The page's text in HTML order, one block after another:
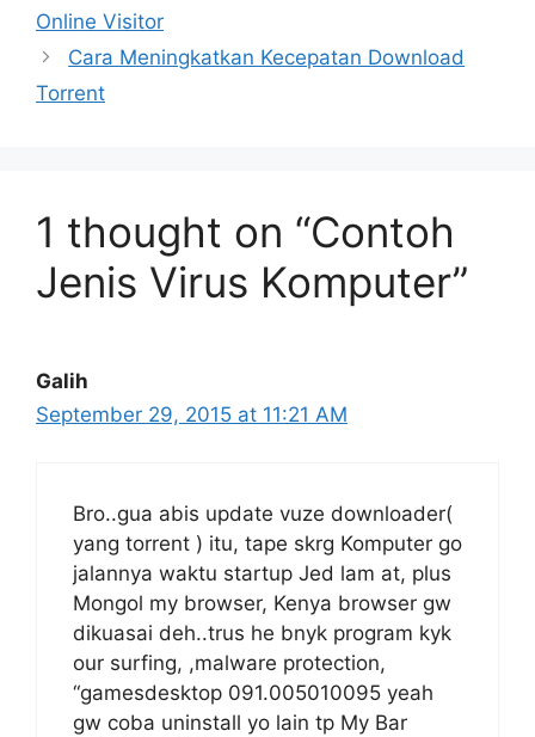
Online Visitor
Cara Meningkatkan Kecepatan Download
Torrent
1 thought on “Contoh
Jenis Virus Komputer”
Galih
September 29, 2015 at 11:21 AM
Bro..gua abis update vuze downloader(
yang torrent ) itu, tape skrg Komputer go
jalannya waktu startup Jed lam at, plus
Mongol my browser, Kenya browser gw
dikuasai deh..trus he bnyk program kyk
our surfing, ,malware protection,
“gamesdesktop 091.005010095 yeah
gw coba uninstall yo lain tp My Bar